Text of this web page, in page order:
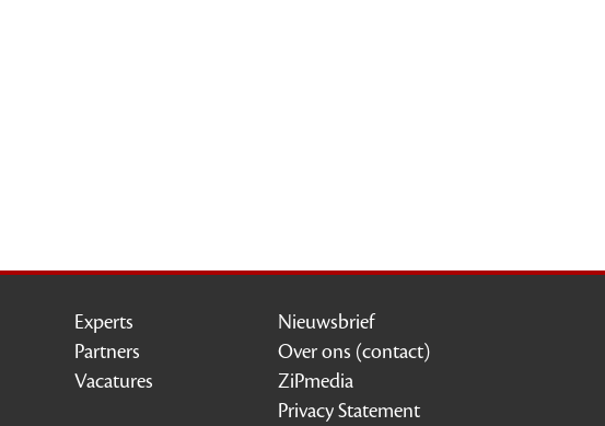
Experts
Partners
Vacatures
Nieuwsbrief
Over ons (contact)
ZiPmedia
Privacy Statement